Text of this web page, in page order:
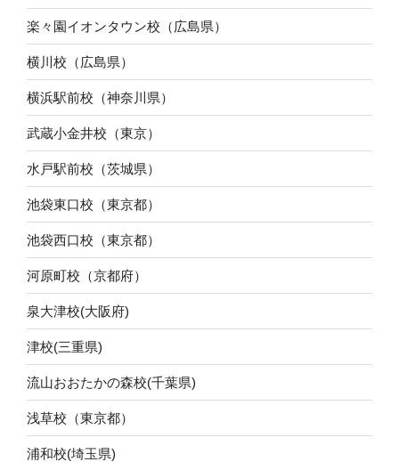
楽々園イオンタウン校（広島県）
横川校（広島県）
横浜駅前校（神奈川県）
武蔵小金井校（東京）
水戸駅前校（茨城県）
池袋東口校（東京都）
池袋西口校（東京都）
河原町校（京都府）
泉大津校(大阪府)
津校(三重県)
流山おおたかの森校(千葉県)
浅草校（東京都）
浦和校(埼玉県)